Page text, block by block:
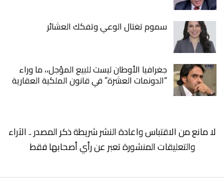
سموم تغتال الوعي وتفكك العشائر
جغرافيا الأوطان ليست للبيع المؤجل،، ما وراء
“الدونمات العشرة” في قانون الملكية العقارية
لا مانع من الاقتباس واعادة النشر شريطة ذكر المصدر .. الآراء
والتعليقات المنشورة تعبر عن رأي أصحابها فقط